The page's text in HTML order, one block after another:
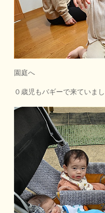
園庭へ
０歳児もバギーで来ていま